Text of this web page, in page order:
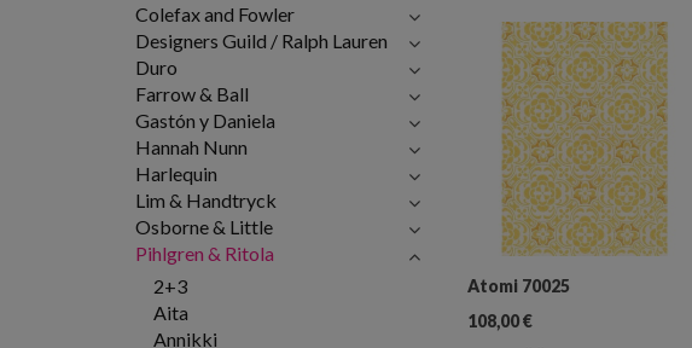
Atomi 70025
108,00€
Colefax and Fowler
Designers Guild / Ralph Lauren
Duro
Farrow & Ball
Gastón y Daniela
Hannah Nunn
Harlequin
Lim & Handtryck
Osborne & Little
Pihlgren & Ritola
2+3
Aita
Annikki